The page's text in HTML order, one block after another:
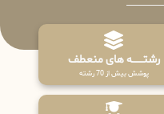
رشتـــــــه های منعطف
پوشش بیش از 70 رشته